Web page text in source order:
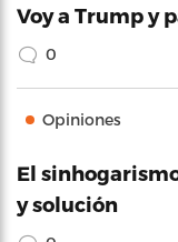
Voy a Trump y
0
Opiniones
El
y solución